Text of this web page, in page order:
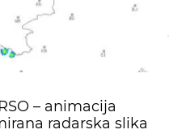
– animacija
radarska slika